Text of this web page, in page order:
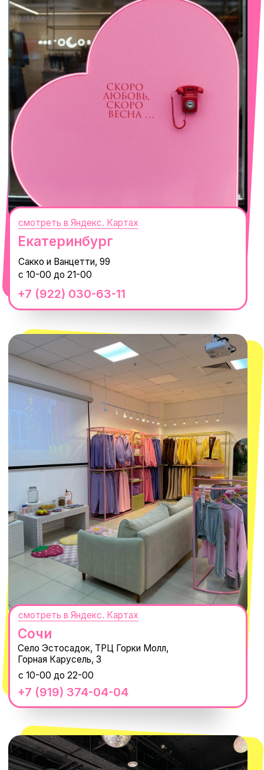
Село Эстосадок, ТРЦ Горки Молл,
Горная Карусель, 3
+7 (919) 374-04-04
с 10-00 до 22-00
ТРК «Европолис Ростокино»
ул. Проспект Мира, 211 к2
смотреть в Яндекс.Картах
Telegram
8 800 550-06-92
macrocosm_store@mail.ru
КОНТАКТЫ
Оплата долями
Size guide
Обмен и возврат
Доставка и оплата
Вакансии
Реквизиты
Магазины
Наши путешествия
Наши проекты
Новости
Каталог
О КОМПАНИИ
Нажимая "Подписаться", вы соглашаетесь с Политикой обработки
Согласием на рассылку электронных
ПОДПИСАТЬСЯ
СЕКРЕТНЫЕ ПРОМОКОДЫ, ПРИГЛАШЕНИЯ
НА МЕРОПРИЯТИЯ И АНОНСЫ НОВИНОК
РАНЬШЕ ВСЕХ
@MACROCOSM_STORE
MACROCOSM
300'000+ подписчиков
14'000+ подписчиков в нашем Telegram-канале
Оферта
Пользовательское соглашение
Политика обработки персональных
данных